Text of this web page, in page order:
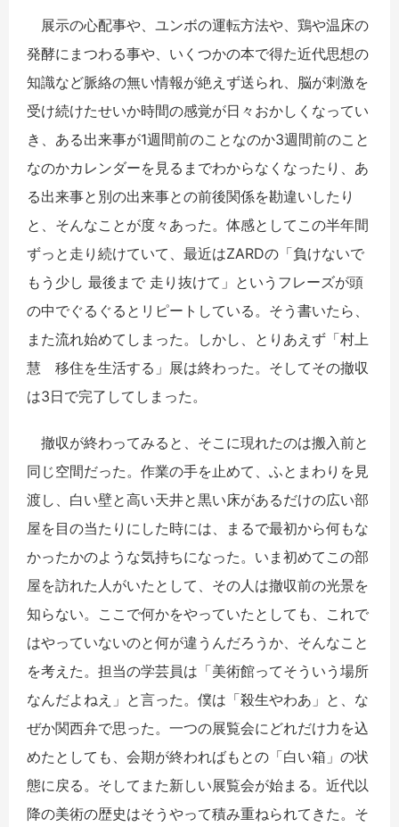
展示の心配事や、ユンボの運転方法や、鶏や温床の
発酵にまつわる事や、いくつかの本で得た近代思想の
知識など脈絡の無い情報が絶えず送られ、脳が刺激を
受け続けたせいか時間の感覚が日々おかしくなってい
き、ある出来事が1週間前のことなのか3週間前のこと
なのかカレンダーを見るまでわからなくなったり、あ
る出来事と別の出来事との前後関係を勘違いしたり
と、そんなことが度々あった。体感としてこの半年間
ずっと走り続けていて、最近はZARDの「負けないで
もう少し 最後まで 走り抜けて」というフレーズが頭
の中でぐるぐるとリピートしている。そう書いたら、
また流れ始めてしまった。しかし、とりあえず「村上
慧 移住を生活する」展は終わった。そしてその撤収
は3日で完了してしまった。
撤収が終わってみると、そこに現れたのは搬入前と
同じ空間だった。作業の手を止めて、ふとまわりを見
渡し、白い壁と高い天井と黒い床があるだけの広い部
屋を目の当たりにした時には、まるで最初から何もな
かったかのような気持ちになった。いま初めてこの部
屋を訪れた人がいたとして、その人は撤収前の光景を
知らない。ここで何かをやっていたとしても、これで
はやっていないのと何が違うんだろうか、そんなこと
を考えた。担当の学芸員は「美術館ってそういう場所
なんだよねえ」と言った。僕は「殺生やわあ」と、な
ぜか関西弁で思った。一つの展覧会にどれだけ力を込
めたとしても、会期が終わればもとの「白い箱」の状
態に戻る。そしてまた新しい展覧会が始まる。近代以
降の美術の歴史はそうやって積み重ねられてきた。そ